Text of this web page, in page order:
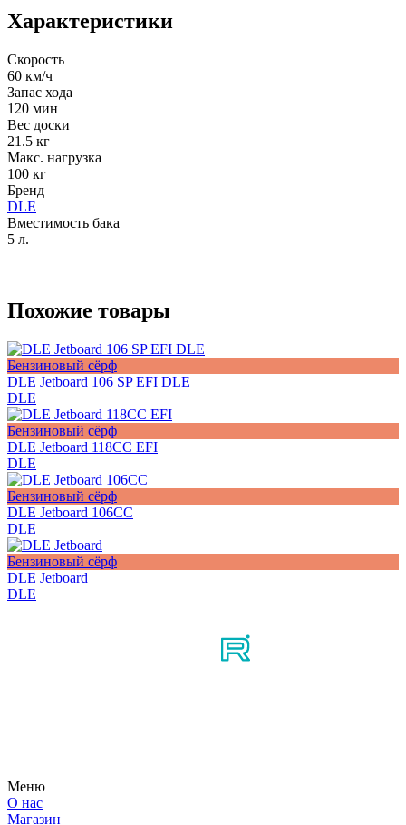
Характеристики
Скорость
60 км/ч
Запас хода
120 мин
Вес доски
21.5 кг
Макс. нагрузка
100 кг
Бренд
DLE
Вместимость бака
5 л.
Похожие товары
Бензиновый сёрф
DLE Jetboard 106 SP EFI DLE
DLE
Бензиновый сёрф
DLE Jetboard 118CC EFI
DLE
Бензиновый сёрф
DLE Jetboard 106CC
DLE
Бензиновый сёрф
DLE Jetboard
DLE
Меню
О нас
Магазин